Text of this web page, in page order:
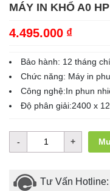
MÁY IN KHỔ A0
4.495.000 ₫
Bảo hành: 12 tháng
Chức năng: Máy in
Công nghệ:In phun
Độ phân giải:2400 x
Tư Vấn Hotline: